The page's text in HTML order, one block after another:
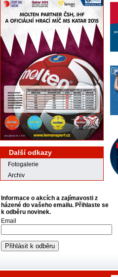
Další odkazy
Fotogalerie
Archiv
Informace o akcích a zajímavosti z
házené do vašeho emailu. Přihlaste se
k odběru novinek.
Email